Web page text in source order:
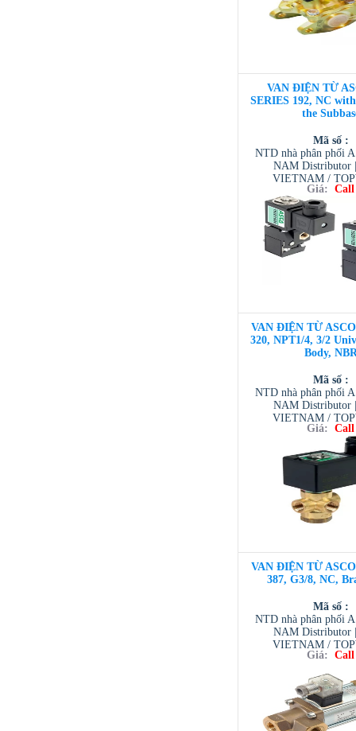
VAN ĐIỆN TỪ
SERIES 192, NC
the
Mã số :
NTD nhà phân phối
NAM Distributor
VIETNAM /
VIETNAM /
/ TESCOM
Giá: Call
VAN ĐIỆN TỪ ASCO
320, NPT1/4, 3/2
Body,
Mã số :
NTD nhà phân phối
NAM Distributor
VIETNAM /
VIETNAM /
/ TESCOM
Giá: Call
VAN ĐIỆN TỪ ASCO
387, G3/8, NC,
Mã số :
NTD nhà phân phối
NAM Distributor
VIETNAM /
VIETNAM /Giá: Call